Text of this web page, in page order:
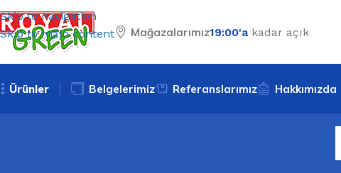
Skip to navigation
Skip to main content
Mağazalarımız19:00'a kadar açık
Ürünler Belgelerimiz Referanslarımız Hakkımızda